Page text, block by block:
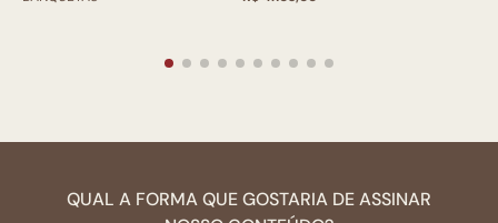
QUAL A FORMA QUE GOSTARIA DE ASSINAR